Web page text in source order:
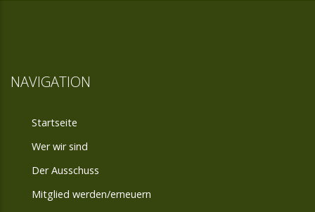
NAVIGATION
Startseite
Wer wir sind
Der Ausschuss
Mitglied werden/erneuern